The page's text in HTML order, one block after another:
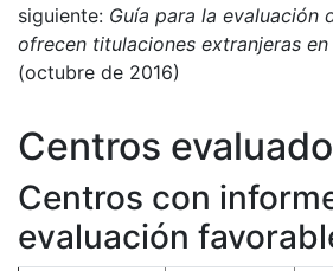
siguiente: Guía para la evaluación
ofrecen titulaciones extranjeras en
(octubre de 2016)
Centros
Centros con
evaluación